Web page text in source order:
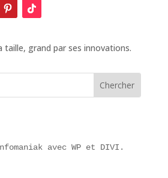
taille, grand par ses innovations.
avec WP et DIVI.